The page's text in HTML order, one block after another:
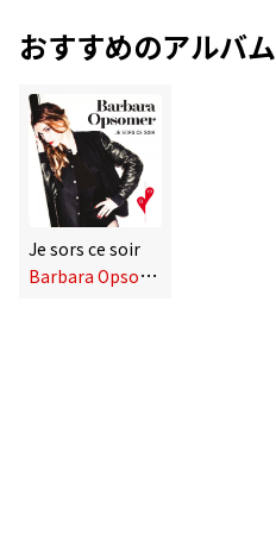
おすすめのアルバム
Je sors ce soir
B
arbara Opsomer